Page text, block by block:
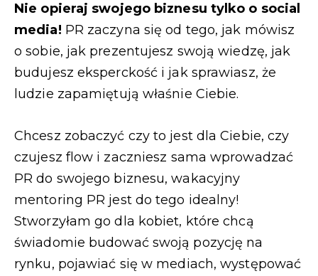
Nie opieraj swojego biznesu tylko o social
media! PR zaczyna się od tego, jak mówisz
o sobie, jak prezentujesz swoją wiedzę, jak
budujesz eksperckość i jak sprawiasz, że
ludzie zapamiętują właśnie Ciebie.
Chcesz zobaczyć czy to jest dla Ciebie, czy
czujesz flow i zaczniesz sama wprowadzać
PR do swojego biznesu, wakacyjny
mentoring PR jest do tego idealny!
Stworzyłam go dla kobiet, które chcą
świadomie budować swoją pozycję na
rynku, pojawiać się w mediach, występować